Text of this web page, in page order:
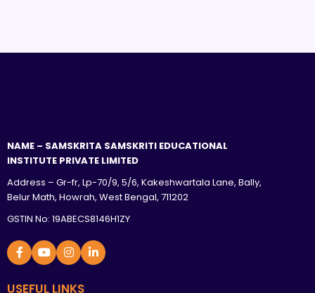
NAME – SAMSKRITA SAMSKRITI EDUCATIONAL
INSTITUTE PRIVATE LIMITED
Address – Gr-fr, Lp-70/9, 5/6, Kakeshwartala Lane, Bally,
Belur Math, Howrah, West Bengal, 711202
GSTIN No: 19ABECS8146H1ZY
USEFUL LINKS